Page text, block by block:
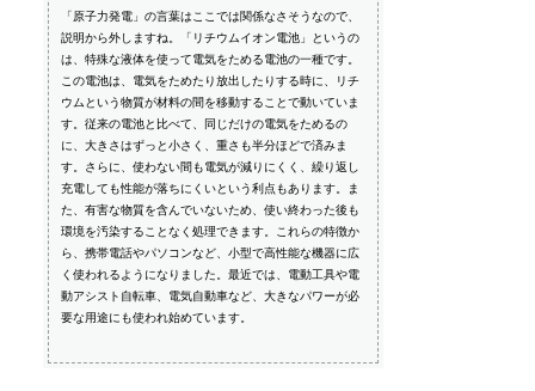
「原子力発電」の言葉はここでは関係なさそうなので、
説明から外しますね。「リチウムイオン電池」というの
は、特殊な液体を使って電気をためる電池の一種です。
この電池は、電気をためたり放出したりする時に、リチ
ウムという物質が材料の間を移動することで動いていま
す。従来の電池と比べて、同じだけの電気をためるの
に、大きさはずっと小さく、重さも半分ほどで済みま
す。さらに、使わない間も電気が減りにくく、繰り返し
充電しても性能が落ちにくいという利点もあります。ま
た、有害な物質を含んでいないため、使い終わった後も
環境を汚染することなく処理できます。これらの特徴か
ら、携帯電話やパソコンなど、小型で高性能な機器に広
く使われるようになりました。最近では、電動工具や電
動アシスト自転車、電気自動車など、大きなパワーが必
要な用途にも使われ始めています。